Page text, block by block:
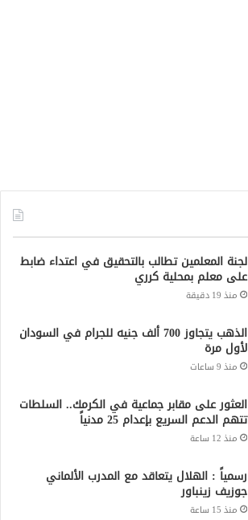
لجنة المعلمين تطالب بالتحقيق في اعتداء ضابط
على معلم بمحلية كرري
منذ 19 دقيقة
الذهب يتجاوز 700 ألف جنيه للجرام في السودان
لأول مرة
منذ 9 ساعات
العثور على مقابر جماعية في الكرمك.. السلطات
تتهم الدعم السريع بإعدام 25 مدنياً
منذ 12 ساعة
رسمياً : الهلال يتعاقد مع المدرب الألماني
جوزيف زينباور
منذ 15 ساعة